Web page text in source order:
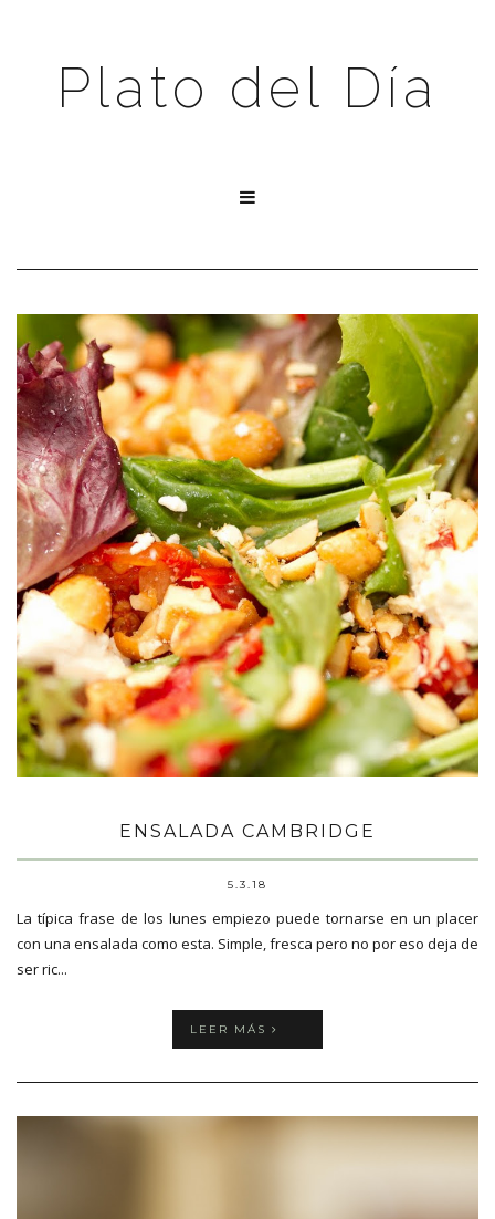
Plato del Día

ENSALADA CAMBRIDGE
5.3.18
La típica frase de los lunes empiezo puede tornarse en un placer
con una ensalada como esta. Simple, fresca pero no por eso deja de
ser ric...
LEER MÁS